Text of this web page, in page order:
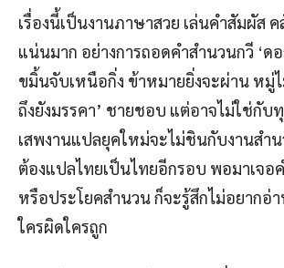
เรื่องนี้เป็นงานภาษาสวย เล่นคำสัมผัส
แน่นมาก อย่างการถอดคำสำนวนกวี ‘
ขมิ้นจับเหนือกิ่ง ข้าหมายยิ่งจะผ่าน หมู่
ถึงยังมรรคา’ ชายชอบ แต่อาจไม่ใช่กับ
เสพงานแปลยุคใหม่จะไม่ชินกับงานสำ
ต้องแปลไทยเป็นไทยอีกรอบ พอมาเจอ
หรือประโยคสำนวน ก็จะรู้สึกไม่อยากอ่
ใครผิดใครถูก